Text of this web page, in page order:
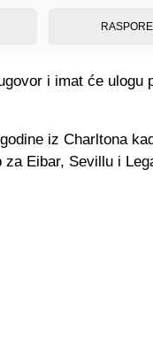
i imat će ulogu
iz Charltona
Eibar, Sevillu i